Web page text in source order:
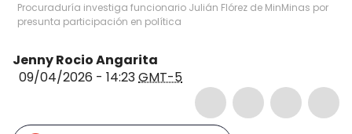
Procuraduría investiga funcionario Julián Flórez de MinMinas por
presunta participación en política
Jenny Rocio Angarita
09/04/2026 - 14:23GMT-5